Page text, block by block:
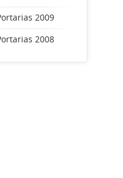
2009
2008